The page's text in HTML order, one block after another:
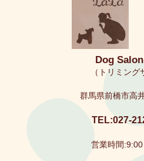
Dog
（トリミング
群馬県前橋市高
TEL:027-
営業時間